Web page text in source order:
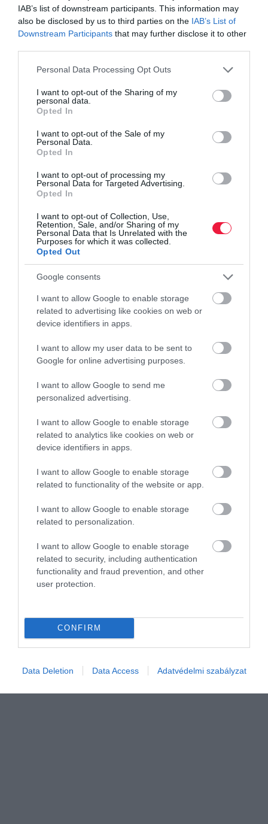
IAB’s list of downstream participants. This information may
also be disclosed by us to third parties on the IAB’s List of
Downstream Participants that may further disclose it to other
Please note that this website/app uses one or more Google
not limited to your visit or usage behaviour. You may click to
grant or deny consent to Google and its third-party tags to
use your data for below specified purposes in below Google
consent section.
Personal Data Processing Opt Outs
I want to opt-out of the Sharing of my
personal data.
Opted In
I want to opt-out of the Sale of my
Personal Data.
Opted In
I want to opt-out of processing my
Personal Data for Targeted Advertising.
Opted In
I want to opt-out of Collection, Use,
Retention, Sale, and/or Sharing of my
Personal Data that Is Unrelated with the
Purposes for which it was collected.
Opted Out
Google consents
I want to allow Google to enable storage
related to advertising like cookies on web or
device identifiers in apps.
I want to allow my user data to be sent to
Google for online advertising purposes.
I want to allow Google to send me
personalized advertising.
I want to allow Google to enable storage
related to analytics like cookies on web or
device identifiers in apps.
I want to allow Google to enable storage
related to functionality of the website or app.
I want to allow Google to enable storage
related to personalization.
I want to allow Google to enable storage
related to security, including authentication
functionality and fraud prevention, and other
user protection.
CONFIRM
Data Deletion Data Access Adatvédelmi szabályzat
termelés harmadik országokba áthelyezése. Utóbbi önmagában
54,3 millió tonna CO2-egyenértékkel több üvegházhatásúgáz-
kibocsátást eredményezne. Mindezek semlegesítenék az uniós
stratégia mezőgazdasági kibocsátások tényleges csökkentésére
gyakorolt – remélt – hatását.
A némettanulmány itt megtekinthető.
európai unió mezőgazdaság szabályozás
európai bizottság
Lesújtó uniós jelentés: Magyarországon lehet a
legnagyobb terméscsökkenés
MARS-jelentése. A műholdas termésbecslések szerint idén
valamennyi fontos szántóföldi növénynél hazánkban várható a
legnagyobb…